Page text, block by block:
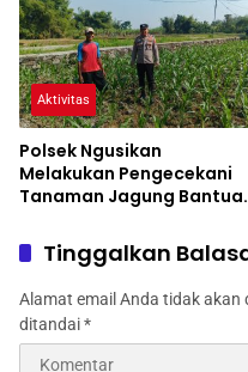
Aktivitas
Polsek Ngusikan
Melakukan Pengecekani
Tanaman Jagung
Polres Jombang
Tinggalkan
Alamat email Anda tidak akan
ditandai*